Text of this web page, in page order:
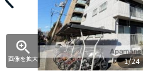
画像を拡大 1/24